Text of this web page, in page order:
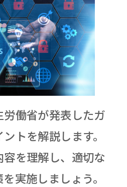
労働省が発表したガ
トを解説します。
を理解し、適切な
実施しましょう。